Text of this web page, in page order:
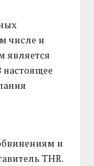
числе и
является
и
THR.